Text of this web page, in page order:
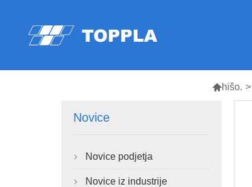
hišo. >
Novice
 Novice podjetja
 Novice iz industrije